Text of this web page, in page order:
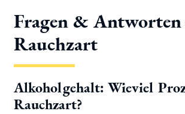
Fragen &
Rauchzart
Alkoholgehalt: Wieviel
Rauchzart?